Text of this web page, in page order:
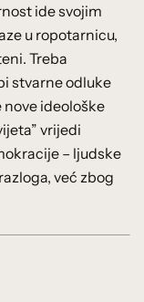
ide svojim
u ropotarnicu,
Treba
stvarne odluke
nove ideološke
vrijedi
– ljudske
već zbog